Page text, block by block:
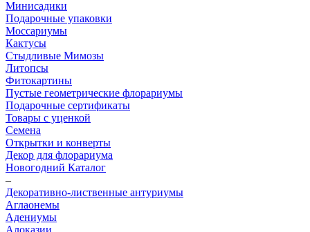
Минисадики
Подарочные упаковки
Моссариумы
Кактусы
Стыдливые Мимозы
Литопсы
Фитокартины
Пустые геометрические флорариумы
Подарочные сертификаты
Товары с уценкой
Семена
Открытки и конверты
Декор для флорариума
Новогодний Каталог
–
Декоративно-лиственные антуриумы
Аглаонемы
Адениумы
Алоказии